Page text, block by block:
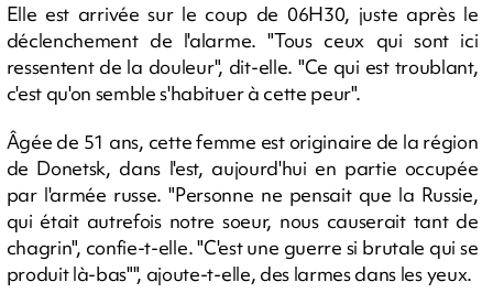
Elle est arrivée sur le coup de 06H30, juste après le
déclenchement de l'alarme. "Tous ceux qui sont ici
ressentent de la douleur", dit-elle. "Ce qui est troublant,
c'est qu'on semble s'habituer à cette peur".
Âgée de 51 ans, cette femme est originaire de la région
de Donetsk, dans l'est, aujourd'hui en partie occupée
par l'armée russe. "Personne ne pensait que la Russie,
qui était autrefois notre soeur, nous causerait tant de
chagrin", confie-t-elle. "C'est une guerre si brutale qui se
produit là-bas"", ajoute-t-elle, des larmes dans les yeux.